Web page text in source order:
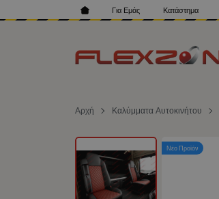
Για Εμάς Κατάστημα
Αρχή Καλύμματα Αυτοκινήτου
Νέο Προϊόν